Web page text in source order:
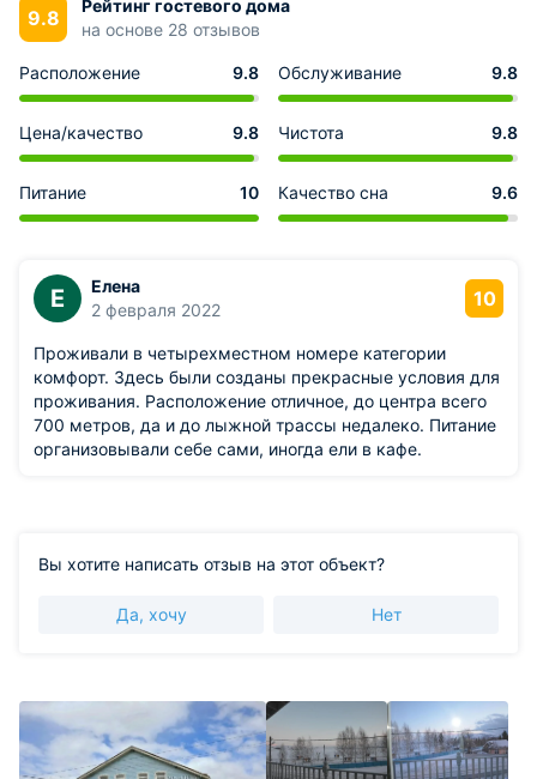
9.8
Рейтинг гостевого дома
на основе 28 отзывов
Расположение 9.8 Обслуживание 9.8
Цена/качество 9.8 Чистота 9.8
Питание 10 Качество сна 9.6
Е
Елена
2 февраля 2022
10
Проживали в четырехместном номере категории
комфорт. Здесь были созданы прекрасные условия для
проживания. Расположение отличное, до центра всего
700 метров, да и до лыжной трассы недалеко. Питание
организовывали себе сами, иногда ели в кафе.
Вы хотите написать отзыв на этот объект?
Да, хочу Нет